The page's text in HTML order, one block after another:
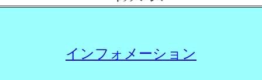
インフォメーション